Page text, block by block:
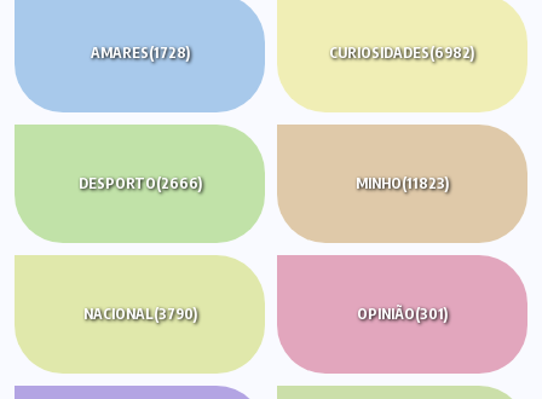
AMARES(1728) CURIOSIDADES(6982)
DESPORTO(2666) MINHO(11823)
NACIONAL(3790) OPINIÃO(301)